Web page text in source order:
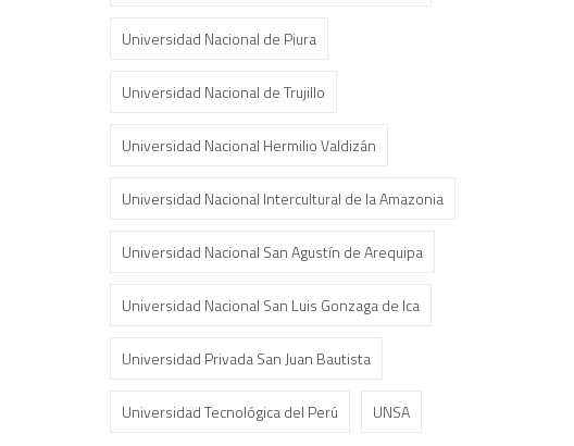
Universidad Nacional de Piura
Universidad Nacional de Trujillo
Universidad Nacional Hermilio Valdizán
Universidad Nacional Intercultural de la Amazonia
Universidad Nacional San Agustín de Arequipa
Universidad Nacional San Luis Gonzaga de Ica
Universidad Privada San Juan Bautista
Universidad Tecnológica del Perú UNSA